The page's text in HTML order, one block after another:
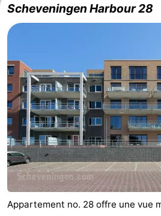
Scheveningen Harbour 28
Appartement no. 28 offre une vue